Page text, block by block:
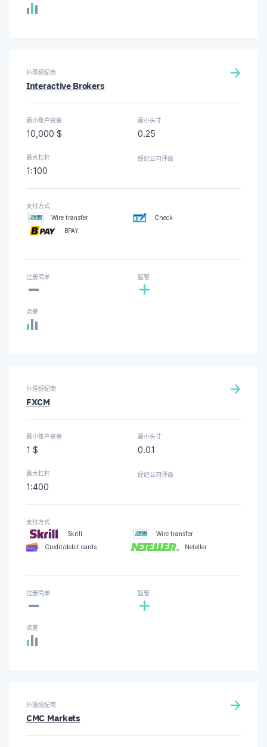
外匯經紀商
Interactive Brokers
最小账户资金
10,000 $
最小头寸
0.25
最大杠杆
1:100
经纪公司评级
支付方式
Wire transfer
Check
BPAY
注册简单
- 监管
+
点差
外匯經紀商
FXCM
最小账户资金
1 $
最小头寸
0.01
最大杠杆
1:400
经纪公司评级
支付方式
Skrill
Wire transfer
Credit/debit cards
Neteller
注册简单
- 监管
+
点差
外匯經紀商
CMC Markets